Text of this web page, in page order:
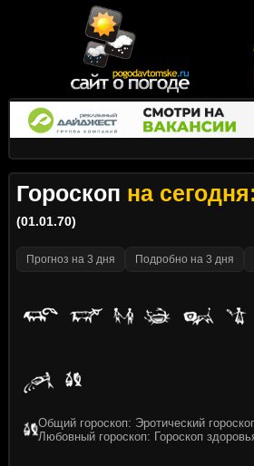
Гороскоп на
(01.01.70)
Прогноз на 3 дня Подробно на 3 дня
Общий гороскоп: Эротический
Любовный гороскоп: Гороскоп